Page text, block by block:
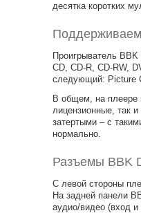
десятка коротких
Проигрыватель BBK
CD, CD-R, CD-RW,
следующий: Picture
В общем, на плеере
лицензионные, так
затертыми – с
нормально.
Разъемы BBK
С левой стороны
На задней панели
аудио/видео (вход